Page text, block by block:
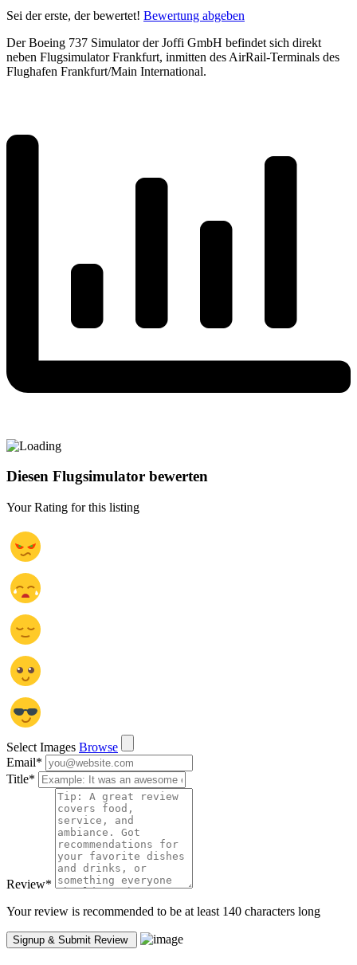
Sei der erste, der bewertet! Bewertung abgeben
Der Boeing 737 Simulator der Joffi GmbH befindet sich direkt
neben Flugsimulator Frankfurt, inmitten des AirRail-Terminals des
Flughafen Frankfurt/Main International.
Diesen Flugsimulator bewerten
Your Rating for this listing
Select Images Browse
Email*
Title*
Review*
Your review is recommended to be at least 140 characters long